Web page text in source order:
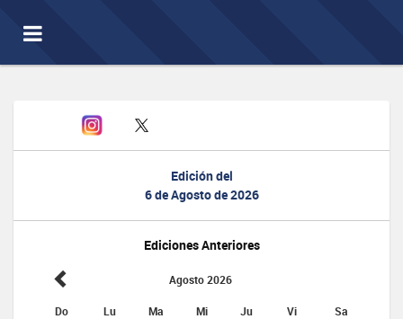
Toggle
navigation
Edición del
6 de Agosto de 2026
Ediciones Anteriores
Agosto 2026
Do Lu Ma Mi Ju Vi Sa